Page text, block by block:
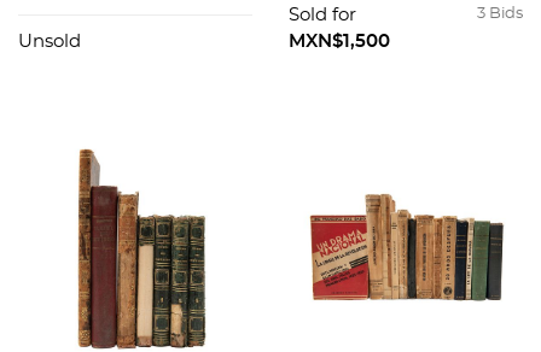
y nacimiento. Piezas:
Unsold
MUNDIAL. -
BARCELONA.
3 Bids
Sold for
MXN$1,500